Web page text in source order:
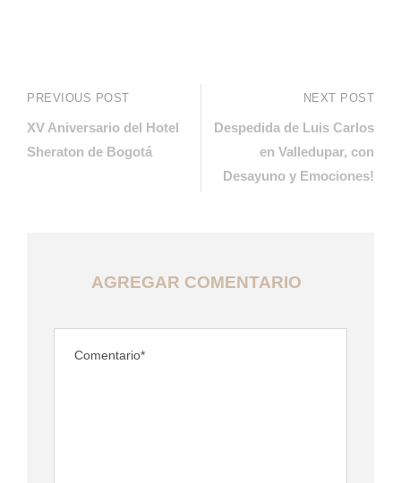
PREVIOUS POST
XV Aniversario del Hotel
Sheraton de Bogotá
NEXT POST
Despedida de Luis Carlos
en Valledupar, con
Desayuno y Emociones!
AGREGAR COMENTARIO